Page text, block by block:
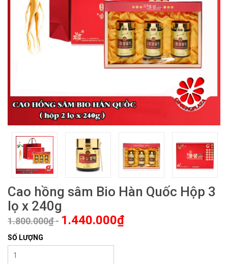
Cao hồng sâm Bio Hàn Quốc Hộp 3
lọ x 240g
1.800.000₫- 1.440.000₫
SỐ LƯỢNG